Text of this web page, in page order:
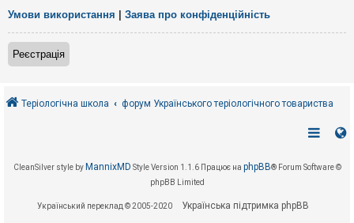
А
к
т
и
і
Умови використання Заява про конфіденційність
Реєстрація
Теріологічна школа форум Українського теріологічного товариства
CleanSilver style by MannixMD Style Version 1.1.6 Працює на phpBB® Forum Software ©
phpBB Limited
Український переклад © 2005-2020 Українська підтримка phpBB